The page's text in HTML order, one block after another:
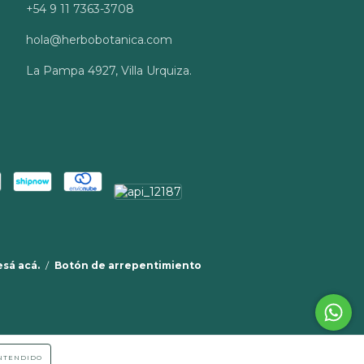
+54 9 11 7363-3708
hola@herbobotanica.com
La Pampa 4927, Villa Urquiza.
acá. / Botón de arrepentimiento